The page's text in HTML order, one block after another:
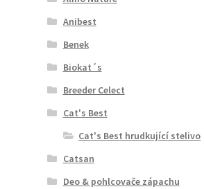
Anibest
Benek
Biokat´s
Breeder Celect
Cat's Best
Cat's Best hrudkující stelivo
Catsan
Deo & pohlcovače zápachu